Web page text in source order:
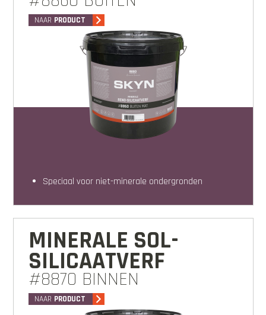
NAAR PRODUCT
speciaal voor niet-minerale ondergronden
MINERALE SOL-
SILICAATVERF
#8870 BINNEN
NAAR PRODUCT